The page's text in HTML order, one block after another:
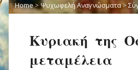
Home>Ψυχωφελή Αναγνώσματα>
Κυριακή της
μεταμέλεια